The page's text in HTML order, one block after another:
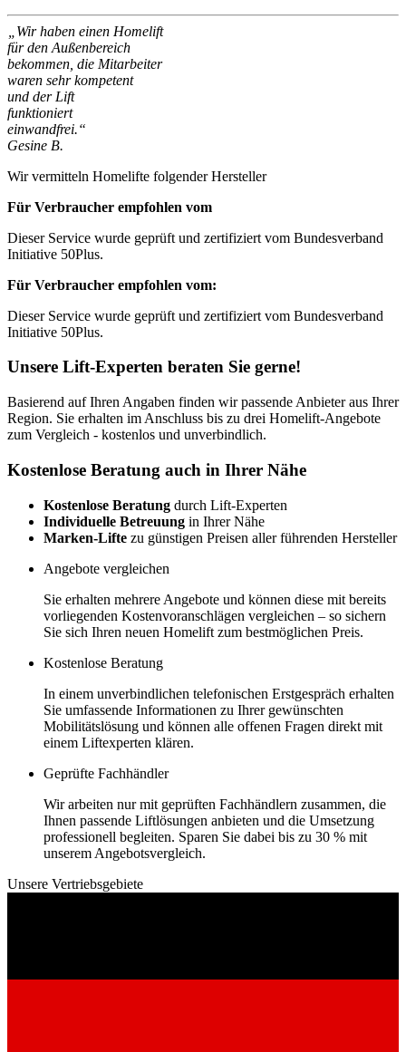
„Wir haben einen Homelift
für den Außenbereich
bekommen, die Mitarbeiter
waren sehr kompetent
und der Lift
funktioniert
einwandfrei.“
Gesine B.
Wir vermitteln Homelifte folgender Hersteller
Für Verbraucher empfohlen vom
Dieser Service wurde geprüft und zertifiziert vom Bundesverband
Initiative 50Plus.
Für Verbraucher empfohlen vom:
Dieser Service wurde geprüft und zertifiziert vom Bundesverband
Initiative 50Plus.
Unsere Lift-Experten beraten Sie gerne!
Basierend auf Ihren Angaben finden wir passende Anbieter aus Ihrer
Region. Sie erhalten im Anschluss bis zu drei Homelift-Angebote
zum Vergleich - kostenlos und unverbindlich.
Kostenlose Beratung auch in Ihrer Nähe
Kostenlose Beratung durch Lift-Experten
Individuelle Betreuung in Ihrer Nähe
Marken-Lifte zu günstigen Preisen aller führenden Hersteller
Angebote vergleichen
Sie erhalten mehrere Angebote und können diese mit bereits
vorliegenden Kostenvoranschlägen vergleichen – so sichern
Sie sich Ihren neuen Homelift zum bestmöglichen Preis.
Kostenlose Beratung
In einem unverbindlichen telefonischen Erstgespräch erhalten
Sie umfassende Informationen zu Ihrer gewünschten
Mobilitätslösung und können alle offenen Fragen direkt mit
einem Liftexperten klären.
Geprüfte Fachhändler
Wir arbeiten nur mit geprüften Fachhändlern zusammen, die
Ihnen passende Liftlösungen anbieten und die Umsetzung
professionell begleiten. Sparen Sie dabei bis zu 30 % mit
unserem Angebotsvergleich.
Unsere Vertriebsgebiete